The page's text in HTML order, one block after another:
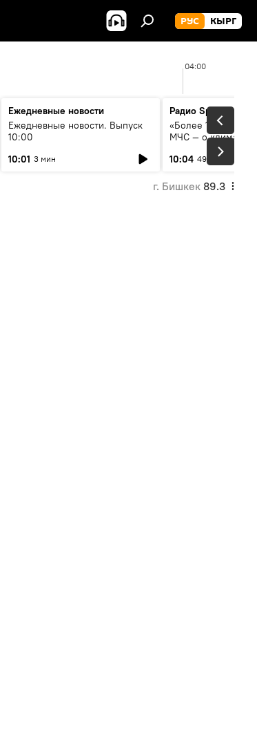
РУС КЫРГ
04:00
Ежедневные новости
Ежедневные новости. Выпуск
10:00
10:01 3 мин
Радио Sputnik
«Более 1200 сёл в
МЧС — о климате,
системе
населения
10:04 49 мин
г. Бишкек 89.3